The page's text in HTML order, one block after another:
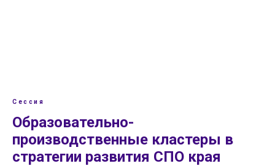
Сессия
Образовательно-
производственные кластеры в
стратегии развития СПО края